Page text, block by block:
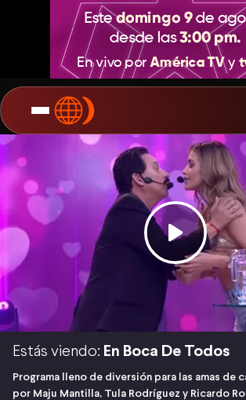
Estás viendo: En Boca De Todos
Programa lleno de diversión para las amas de
por Maju Mantilla, Tula Rodríguez y Ricardo